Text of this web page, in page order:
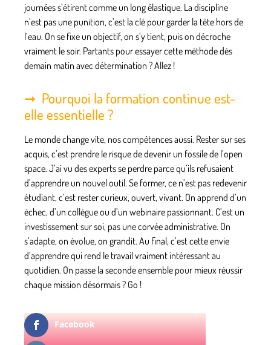
journées s’étirent comme un long élastique. La discipline
n’est pas une punition, c’est la clé pour garder la tête hors de
l’eau. On se fixe un objectif, on s’y tient, puis on décroche
vraiment le soir. Partants pour essayer cette méthode dès
demain matin avec détermination ? Allez !
Pourquoi la formation continue est-
elle essentielle ?
Le monde change vite, nos compétences aussi. Rester sur ses
acquis, c’est prendre le risque de devenir un fossile de l’open
space. J’ai vu des experts se perdre parce qu’ils refusaient
d’apprendre un nouvel outil. Se former, ce n’est pas redevenir
étudiant, c’est rester curieux, ouvert, vivant. On apprend d’un
échec, d’un collègue ou d’un webinaire passionnant. C’est un
investissement sur soi, pas une corvée administrative. On
s’adapte, on évolue, on grandit. Au final, c’est cette envie
d’apprendre qui rend le travail vraiment intéressant au
quotidien. On passe la seconde ensemble pour mieux réussir
chaque mission désormais ? Go !
Facebook